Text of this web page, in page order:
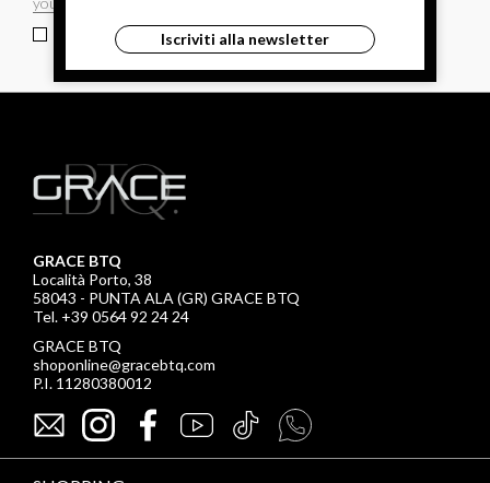
ho letto ed accettato le condizioni sulla privacy.
GRACE BTQ
Località Porto, 38
58043 - PUNTA ALA (GR) GRACE BTQ
Tel. +39 0564 92 24 24
GRACE BTQ
shoponline@gracebtq.com
P.I. 11280380012
Iscriviti alla newsletter